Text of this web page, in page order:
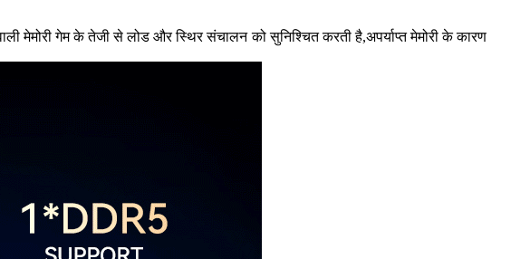
मेमोरी गेम के तेजी से लोड और स्थिर संचालन को सुनिश्चित करती है,अपर्याप्त मेमोरी के कारण